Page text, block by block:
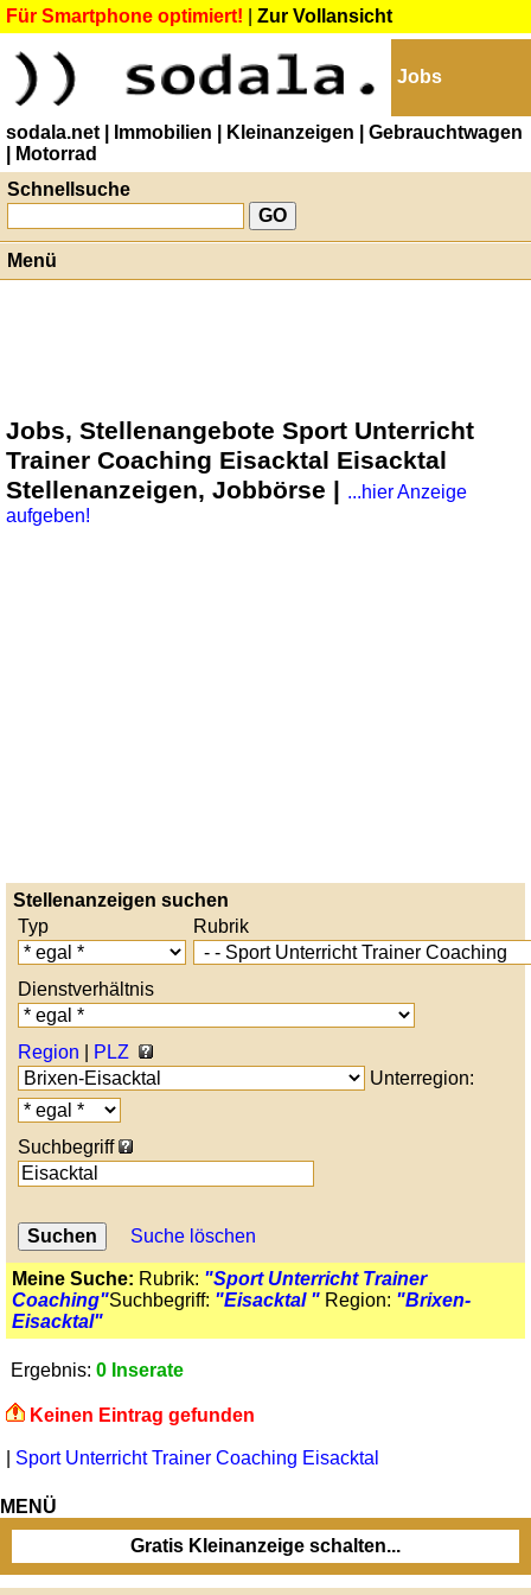
Für Smartphone optimiert! Zur Vollansicht
Jobs
sodala.net | Immobilien | Kleinanzeigen
| Gebrauchtwagen
| Motorrad
Schnellsuche
Menü
Jobs, Stellenangebote Sport Unterricht
Trainer Coaching Eisacktal Eisacktal
Stellenanzeigen, Jobbörse | ...hier Anzeige
aufgeben!
Stellenanzeigen suchen
Typ
Rubrik
Dienstverhältnis
Region
PLZ
Unterregion:
Suchbegriff
Suche löschen
Meine Suche: Rubrik: "Sport Unterricht Trainer
Coaching"Suchbegriff: "Eisacktal " Region: "Brixen-
Eisacktal"
Ergebnis: 0 Inserate
Keinen Eintrag gefunden
Sport Unterricht Trainer Coaching Eisacktal
MENÜ
Gratis Kleinanzeige schalten...